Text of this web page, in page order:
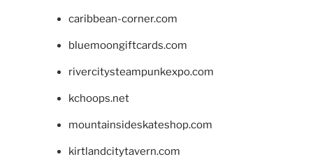
caribbean-corner.com
bluemoongiftcards.com
rivercitysteampunkexpo.com
kchoops.net
mountainsideskateshop.com
kirtlandcitytavern.com